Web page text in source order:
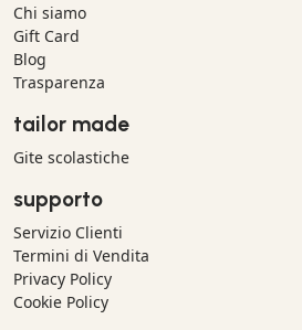
Chi siamo
Gift Card
Blog
Trasparenza
tailor made
Gite scolastiche
supporto
Servizio Clienti
Termini di Vendita
Privacy Policy
Cookie Policy